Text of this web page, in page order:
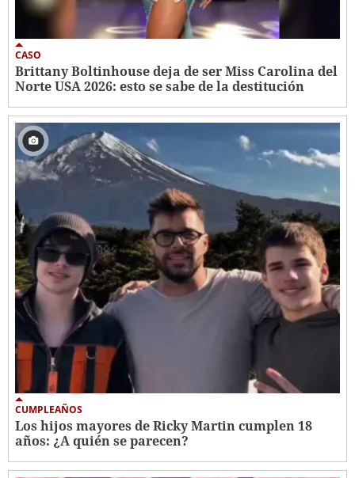
CASO
Brittany Boltinhouse deja de ser Miss Carolina del
Norte USA 2026: esto se sabe de la destitución
CUMPLEAÑOS
Los hijos mayores de Ricky Martin cumplen 18
años: ¿A quién se parecen?